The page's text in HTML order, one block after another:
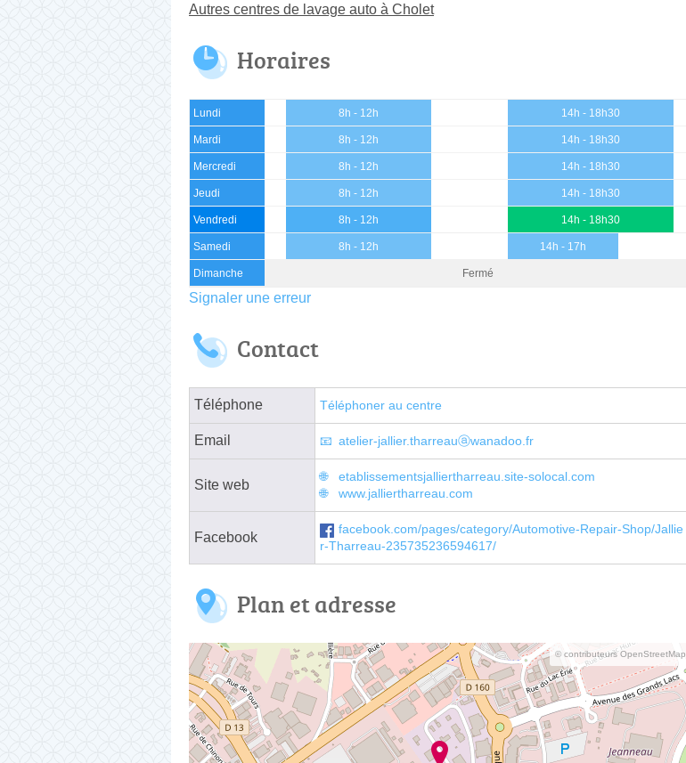
Autres centres de lavage auto à Cholet
Horaires
Lundi 8h - 12h 14h - 18h30
Mardi 8h - 12h 14h - 18h30
Mercredi 8h - 12h 14h - 18h30
Jeudi 8h - 12h 14h - 18h30
Vendredi 8h - 12h 14h - 18h30
Samedi 8h - 12h 14h - 17h
Dimanche Fermé
Signaler une erreur
Contact
Téléphone Téléphoner au centre
Email atelier-jallier.tharreauⓐwanadoo.fr
Site web
etablissementsjalliertharreau.site-solocal.com
www.jalliertharreau.com
Facebook
facebook.com/pages/category/Automotive-Repair-Shop/Jallie
r-Tharreau-235735236594617/
Plan et adresse
© contributeurs OpenStreetMap